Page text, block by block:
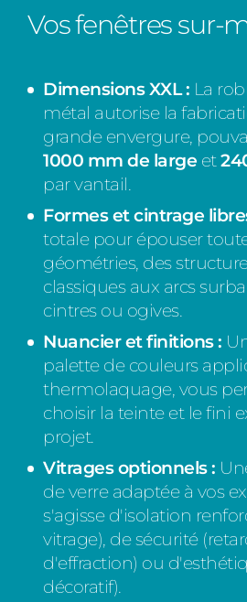
Vos fenêtres sur-
Dimensions XXL : La
métal autorise la
grande envergure,
1000 mm de large et
par vantail.
Formes et cintrage
totale pour épouser
géométries, des
classiques aux arcs
cintres ou ogives.
Nuancier et finitions :
palette de couleurs
thermolaquage, vous
choisir la teinte et le fini
projet.
Vitrages optionnels :
de verre adaptée à vos
s'agisse d'isolation
vitrage), de sécurité
d'effraction) ou
décoratif).